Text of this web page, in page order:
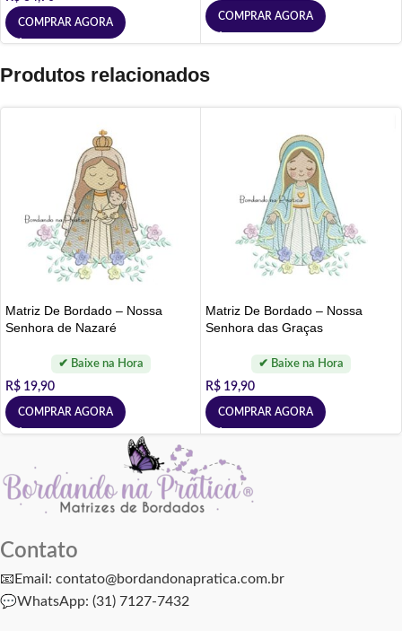
COMPRAR AGORA
COMPRAR AGORA
Produtos relacionados
Matriz De Bordado – Nossa
Senhora de Nazaré
R$ 19,90
COMPRAR AGORA
Matriz De Bordado – Nossa
Senhora das Graças
R$ 19,90
COMPRAR AGORA
Contato
📧Email: contato@bordandonapratica.com.br
💬WhatsApp: (31) 7127-7432